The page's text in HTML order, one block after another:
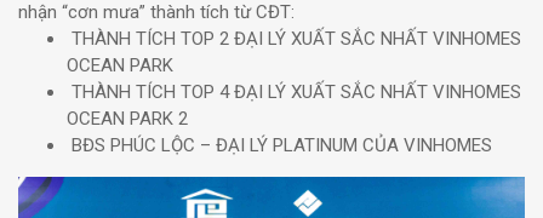
nhận “cơn mưa” thành tích từ CĐT:
THÀNH TÍCH TOP 2 ĐẠI LÝ XUẤT SẮC NHẤT VINHOMES
OCEAN PARK
THÀNH TÍCH TOP 4 ĐẠI LÝ XUẤT SẮC NHẤT VINHOMES
OCEAN PARK 2
BĐS PHÚC LỘC – ĐẠI LÝ PLATINUM CỦA VINHOMES